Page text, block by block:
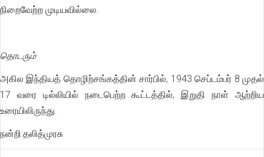
நிறைவேற்ற முடியவில்லை.
தொடரும்
அகில இந்தியத் தொழிற்சங்கத்தின் சார்பில், 1943 செப்டம்பர் 8 முதல்
17 வரை டில்லியில் நடைபெற்ற கூட்டத்தில், இறுதி நாள் ஆற்றிய
உரையிலிருந்து.
நன்றி:தலித்முரசு